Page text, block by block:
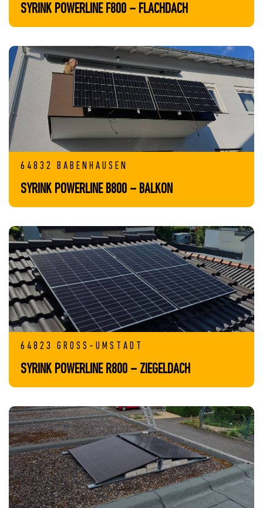
SYRINK POWERLINE F800 – FLACHDACH
64832 BABENHAUSEN
SYRINK POWERLINE B800 – BALKON
64823 GROSS-UMSTADT
SYRINK POWERLINE R800 – ZIEGELDACH